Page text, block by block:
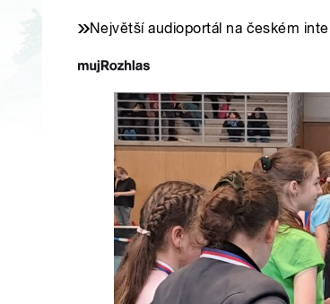
Největší audioportál na českém